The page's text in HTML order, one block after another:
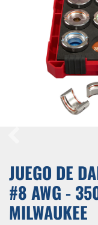
JUEGO DE
#8 AWG -
MILWAUKEE